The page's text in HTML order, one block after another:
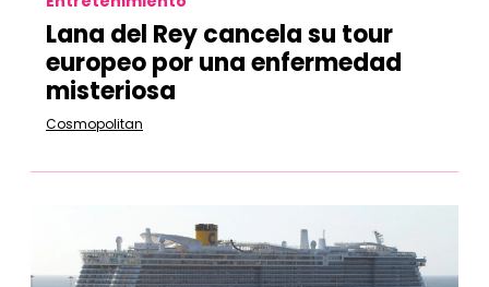
Lana del Rey cancela su tour
europeo por una enfermedad
misteriosa
Cosmopolitan